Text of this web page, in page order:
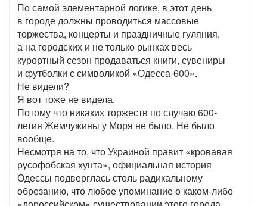
По самой элементарной логике, в этот день
в городе должны проводиться массовые
торжества, концерты и праздничные гуляния,
а на городских и не только рынках весь
курортный сезон продаваться книги, сувениры
и футболки с символикой «Одесса-600».
Не видели?
Я вот тоже не видела.
Потому что никаких торжеств по случаю 600-
летия Жемчужины у Моря не было. Не было
вообще.
Несмотря на то, что Украиной правит «кровавая
русофобская хунта», официальная история
Одессы подверглась столь радикальному
обрезанию, что любое упоминание о каком-либо